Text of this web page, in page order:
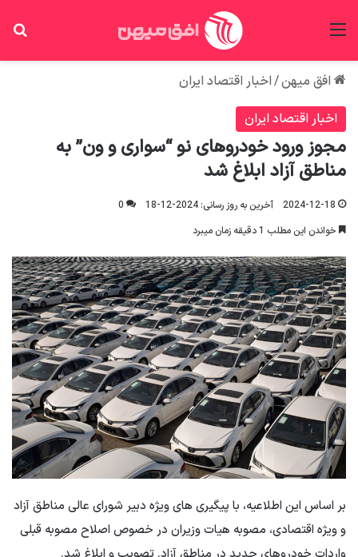
افق میهن/اخبار اقتصاد ایران
اخبار اقتصاد ایران
مجوز ورود خودروهای نو “سواری و ون” به
مناطق آزاد ابلاغ شد
2024-12-18 آخرین به روز رسانی: 2024-12-18
0
خواندن این مطلب 1 دقیقه زمان میبرد
بر اساس این اطلاعیه، با پیگیری های ویژه دبیر شورای عالی مناطق آزاد
و ویژه اقتصادی، مصوبه هیات وزیران در خصوص اصلاح مصوبه قبلی